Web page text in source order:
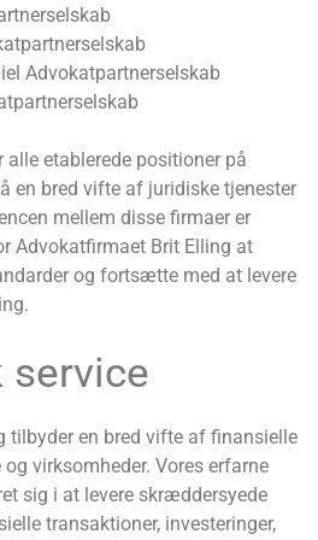
Advokatpartnerselskab
alle etablerede positioner på
en bred vifte af juridiske tjenester
mellem disse firmaer er
Advokatfirmaet Brit Elling at
og fortsætte med at levere
tilbyder en bred vifte af finansielle
virksomheder. Vores erfarne
sig i at levere skræddersyede
transaktioner, investeringer,